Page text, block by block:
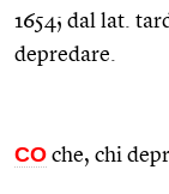
1654; dal lat.
depredare.
CO che, chi